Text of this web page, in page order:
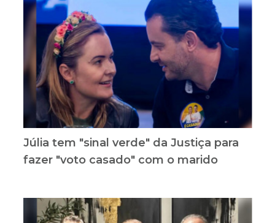
Júlia tem "sinal verde" da Justiça para
fazer "voto casado" com o marido